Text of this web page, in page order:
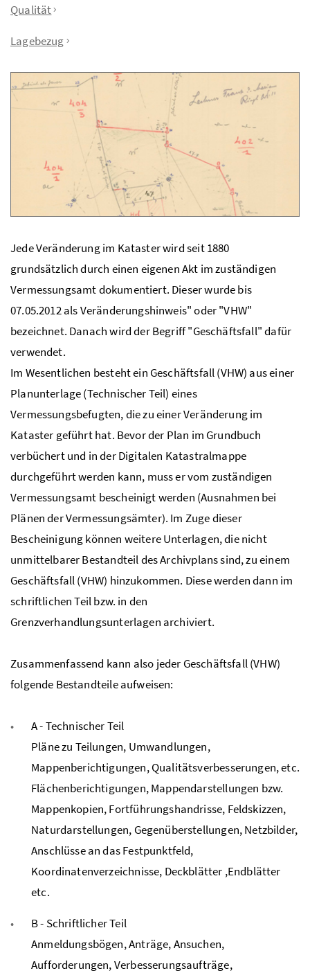
Qualität
Lagebezug
Jede Veränderung im Kataster wird seit 1880
grundsätzlich durch einen eigenen Akt im zuständigen
Vermessungsamt dokumentiert. Dieser wurde bis
07.05.2012 als Veränderungshinweis" oder "VHW"
bezeichnet. Danach wird der Begriff "Geschäftsfall" dafür
verwendet.
Im Wesentlichen besteht ein Geschäftsfall (VHW) aus einer
Planunterlage (Technischer Teil) eines
Vermessungsbefugten, die zu einer Veränderung im
Kataster geführt hat. Bevor der Plan im Grundbuch
verbüchert und in der Digitalen Katastralmappe
durchgeführt werden kann, muss er vom zuständigen
Vermessungsamt bescheinigt werden (Ausnahmen bei
Plänen der Vermessungsämter). Im Zuge dieser
Bescheinigung können weitere Unterlagen, die nicht
unmittelbarer Bestandteil des Archivplans sind, zu einem
Geschäftsfall (VHW) hinzukommen. Diese werden dann im
schriftlichen Teil bzw. in den
Grenzverhandlungsunterlagen archiviert.
Zusammenfassend kann also jeder Geschäftsfall (VHW)
folgende Bestandteile aufweisen:
A - Technischer Teil
Pläne zu Teilungen, Umwandlungen,
Mappenberichtigungen, Qualitätsverbesserungen, etc.
Flächenberichtigungen, Mappendarstellungen bzw.
Mappenkopien, Fortführungshandrisse, Feldskizzen,
Naturdarstellungen, Gegenüberstellungen, Netzbilder,
Anschlüsse an das Festpunktfeld,
Koordinatenverzeichnisse, Deckblätter ,Endblätter
etc.
B - Schriftlicher Teil
Anmeldungsbögen, Anträge, Ansuchen,
Aufforderungen, Verbesserungsaufträge,